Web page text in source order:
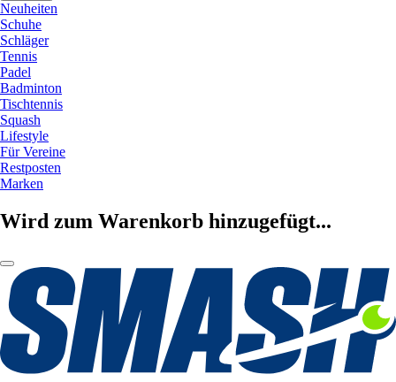
Neuheiten
Schuhe
Schläger
Tennis
Padel
Badminton
Tischtennis
Squash
Lifestyle
Für Vereine
Restposten
Marken
Wird zum Warenkorb hinzugefügt...